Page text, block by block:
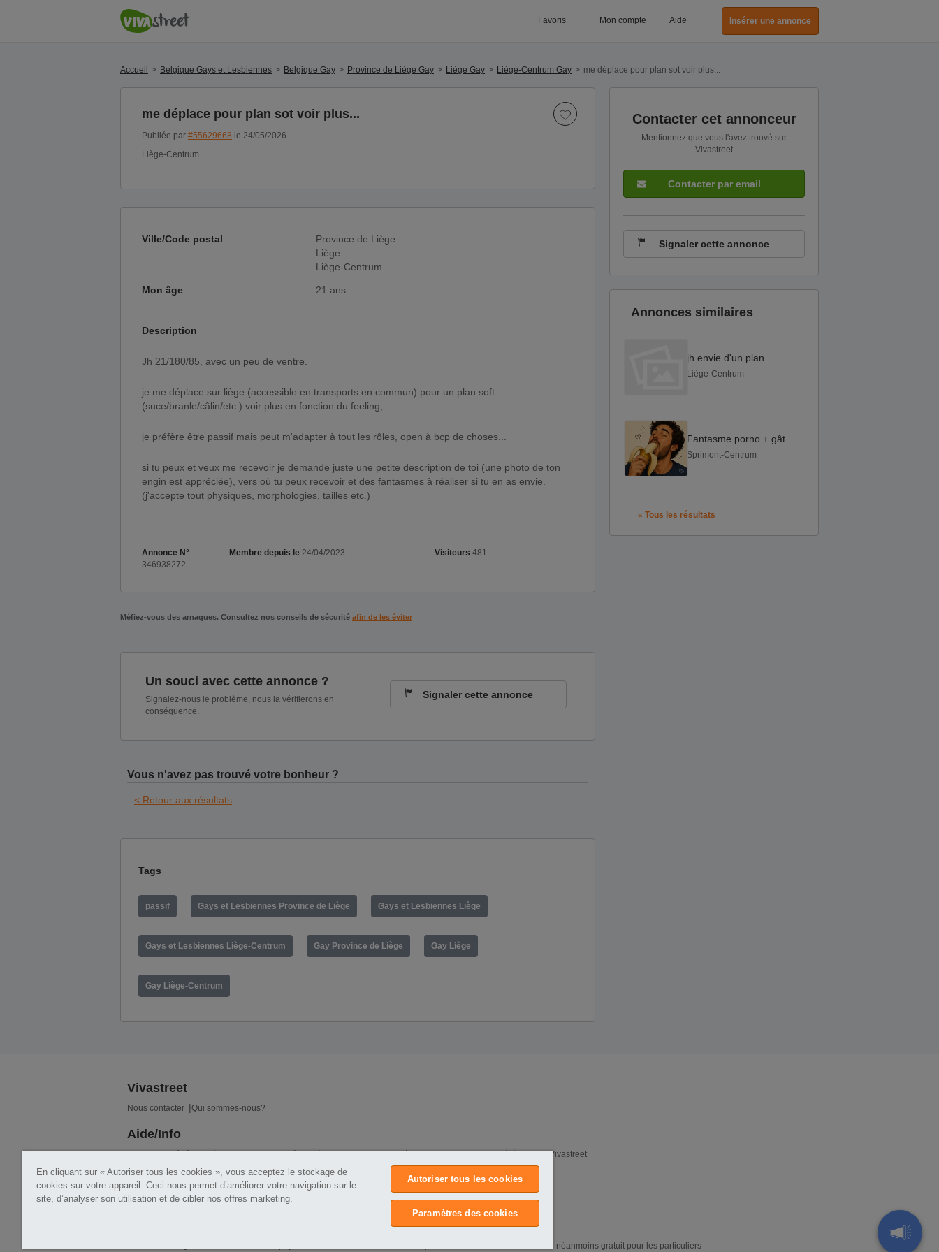
Favoris Mon compte Aide Insérer une annonce
Accueil Belgique Gays et Lesbiennes Belgique Gay Province de Liège Gay Liège Gay Liège-Centrum Gay me déplace pour plan sot voir plus...
me déplace pour plan sot voir plus...
Publiée par #55629668 le 24/05/2026
Liège-Centrum
Ville/Code postal
Province de Liège
Liège
Liège-Centrum
Mon âge 21 ans
Description
jh 21/180/85, avec un peu de ventre.
je me déplace sur liège (accessible en transports en commun) pour un plan soft
(suce/branle/câlin/etc.) voir plus en fonction du feeling;
je préfère être passif mais peut m'adapter à tout les rôles, open à bcp de choses...
si tu peux et veux me recevoir je demande juste une petite description de toi (une photo de ton
engin est appréciée), vers où tu peux recevoir et des fantasmes à réaliser si tu en as envie.
(j'accepte tout physiques, morphologies, tailles etc.)
Annonce N°
346938272
Membre depuis le 24/04/2023 Visiteurs 481
Méfiez-vous des arnaques. Consultez nos conseils de sécurité afin de les éviter
Un souci avec cette annonce ?
Signalez-nous le problème, nous la vérifierons en
conséquence.
Signaler cette annonce
Vous n'avez pas trouvé votre bonheur ?
< Retour aux résultats
Contacter cet annonceur
Mentionnez que vous l'avez trouvé sur
Vivastreet
Contacter par email
Signaler cette annonce
Annonces similaires
Liège-Centrum
Sprimont-Centrum
« Tous les résultats
Tags
passif Gays et Lesbiennes Province de Liège Gays et Lesbiennes Liège
Gays et Lesbiennes Liège-Centrum Gay Province de Liège Gay Liège
Gay Liège-Centrum
Vivastreet
Nous contacter Qui sommes-nous?
Aide/Info
Cookies Vivastreet
Liens utiles
Insérer une annonce
Certaines catégories de Vivastreet sont payantes afin d'assurer un service de qualité et sécurisé. Vivastreet reste néanmoins gratuit pour les particuliers
En cliquant sur « Autoriser tous les cookies », vous acceptez le stockage de
cookies sur votre appareil. Ceci nous permet d’améliorer votre navigation sur le
site, d’analyser son utilisation et de cibler nos offres marketing.
Autoriser tous les cookies
Paramètres des cookies